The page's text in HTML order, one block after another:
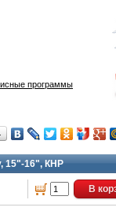
программы
15"-16", КНР
В